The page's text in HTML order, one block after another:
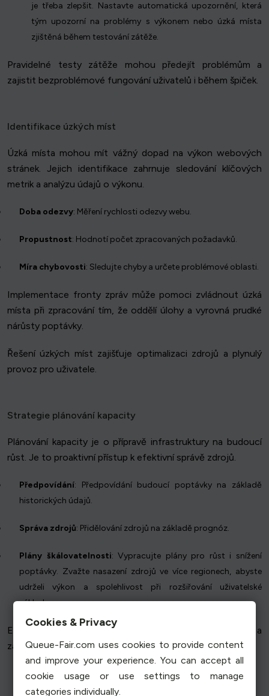
je třeba zlepšit. Nastavte automatická upozornění, která
tým upozorní na problémy s výkonem nebo úzká místa
zjištěná během testování zátěže.
Pravidelné testy zátěže mohou předejít problémům a
zajistit bezproblémové fungování uživatelů i během špiček.
Identifikace úzkých míst
Úzká místa mohou mít vážný dopad na výkon webových
stránek. Jejich identifikace zahrnuje sledování klíčových
metrik a analýzu údajů o výkonu.
Doba odezvy: Měření rychlosti odezvy webu.
Propustnost: Hodnotí počet zpracovaných požadavků.
Míra chybovosti: Sledujte chyby a určete problémové oblasti.
Implementace fronty zpráv může pomoci zvládnout úzká
místa při zpracování tím, že oddělí úlohy a vyrovná prudké
nárůsty poptávky.
Řešení úzkých míst zajišťuje optimalizaci zdrojů a plynulý
provoz pro uživatele.
Strategie plánování kapacity
Plánování kapacity je o přípravě infrastruktury na budoucí
růst. Je to proaktivní přístup k efektivní správě zdrojů.
Předpovídání: Předpovídání budoucí poptávky na základě
historických údajů.
Správa zdrojů: Přidělování zdrojů na základě prognóz.
Plány škálovatelnosti: Vypracujte plány pro růst i snížení
poptávky. Zvažte nasazení zdrojů ve více regionech, abyste
udrželi výkon a spolehlivost při rozšiřování uživatelské
základny.
Efektivní plánování kapacity snižuje riziko výpadku a
zajišťuje optimální výkon.
Cookies & Privacy
Queue-Fair.com uses cookies to provide content
and improve your experience. You can accept all
cookie usage or use settings to manage
categories individually.